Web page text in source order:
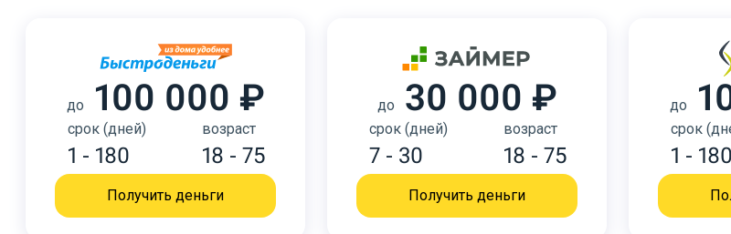
до 100 000 ₽
срок (дней)
1 - 180
возраст
18 - 75
Получить деньги
до 30 000 ₽
срок (дней)
7 - 30
возраст
18 - 75
Получить деньги
до
срок
1 - 180